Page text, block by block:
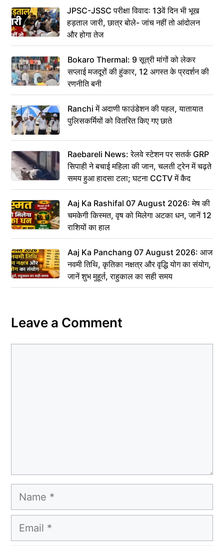
JPSC-JSSC परीक्षा विवाद: 13वें दिन भी भूख
हड़ताल जारी, छात्र बोले- जांच नहीं तो आंदोलन
और होगा तेज
Bokaro Thermal: 9 सूत्री मांगों को लेकर
सप्लाई मजदूरों की हुंकार, 12 अगस्त के प्रदर्शन की
रणनीति बनी
Ranchi में अदाणी फाउंडेशन की पहल, यातायात
पुलिसकर्मियों को वितरित किए गए छाते
Raebareli News: रेलवे स्टेशन पर सतर्क GRP
सिपाही ने बचाई महिला की जान, चलती ट्रेन में चढ़ते
समय हुआ हादसा टला; घटना CCTV में कैद
Aaj Ka Rashifal 07 August 2026: मेष की
चमकेगी किस्मत, वृष को मिलेगा अटका धन, जानें 12
राशियों का हाल
Aaj Ka Panchang 07 August 2026: आज
नवमी तिथि, कृतिका नक्षत्र और वृद्धि योग का संयोग,
जानें शुभ मुहूर्त, राहुकाल का सही समय
Leave a Comment
Name
Email